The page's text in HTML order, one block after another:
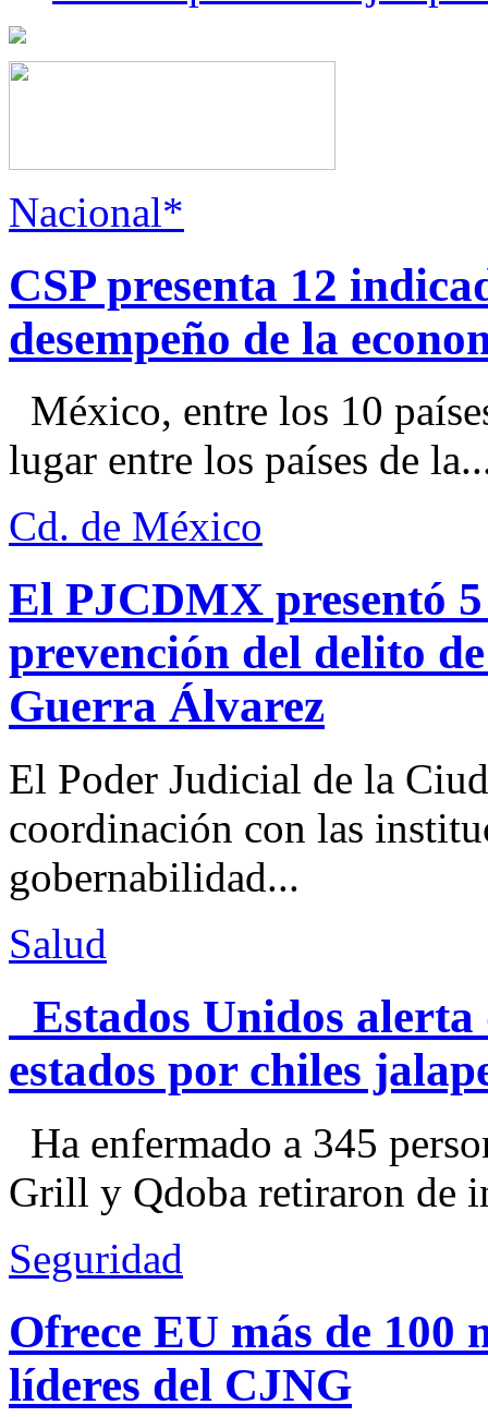
Nacional*
CSP presenta 12
desempeño de la
México, entre los 10
lugar entre los países de
Cd. de México
El PJCDMX presentó
prevención del delito
Guerra Álvarez
El Poder Judicial de la
coordinación con las
gobernabilidad...
Salud
Estados Unidos alerta
estados por chiles
Ha enfermado a 345
Grill y Qdoba retiraron de
Seguridad
Ofrece EU más de 100
líderes del CJNG